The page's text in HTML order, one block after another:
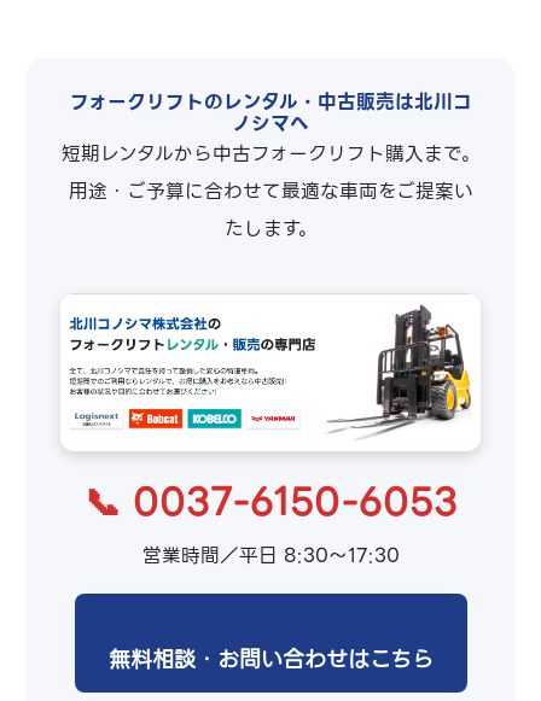
フォークリフトのレンタル・中古販売は北川コ
ノシマへ
短期レンタルから中古フォークリフト購入まで。
用途・ご予算に合わせて最適な車両をご提案い
たします。
📞 0037-6150-6053
営業時間／平日 8:30～17:30
無料相談・お問い合わせはこちら